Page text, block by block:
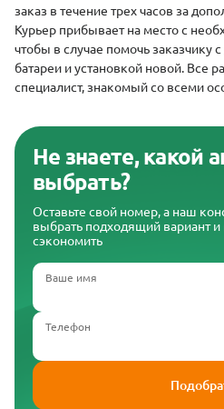
заказ в течение трех часов за
Курьер прибывает на место с
чтобы в случае помочь заказчику
батареи и установкой новой. Все
специалист, знакомый со всеми
Не знаете, какой
выбрать?
Оставьте свой номер, а наш
выбрать подходящий вариант и
сэкономить
Ваше имя
Телефон